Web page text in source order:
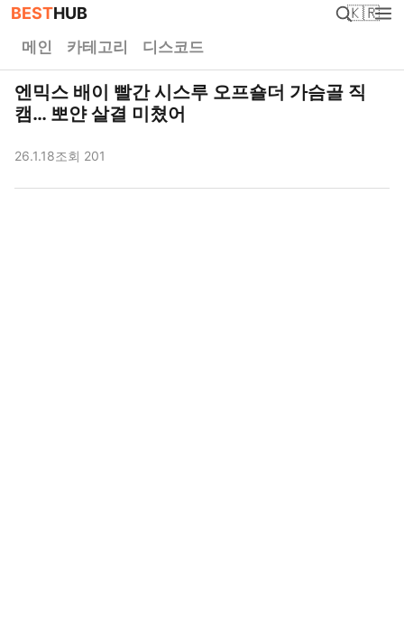
BESTHUB 🇰🇷
메인 카테고리 디스코드
엔믹스 배이 빨간 시스루 오프숄더 가슴골 직
캠… 뽀얀 살결 미쳤어
26.1.18조회 201